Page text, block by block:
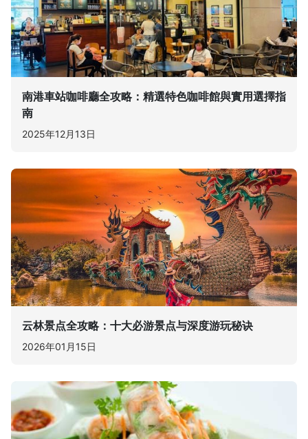
南港車站咖啡廳全攻略：精選特色咖啡館與實用選擇指
南
2025年12月13日
云林景点全攻略：十大必游景点与深度游玩秘诀
2026年01月15日